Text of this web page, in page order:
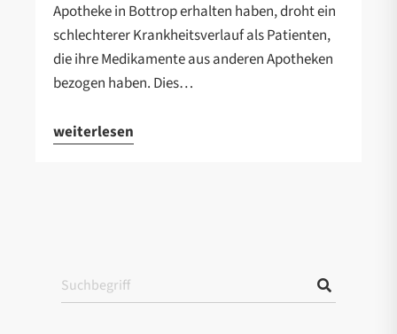
Apotheke in Bottrop erhalten haben, droht ein
schlechterer Krankheitsverlauf als Patienten,
die ihre Medikamente aus anderen Apotheken
bezogen haben. Dies…
weiterlesen